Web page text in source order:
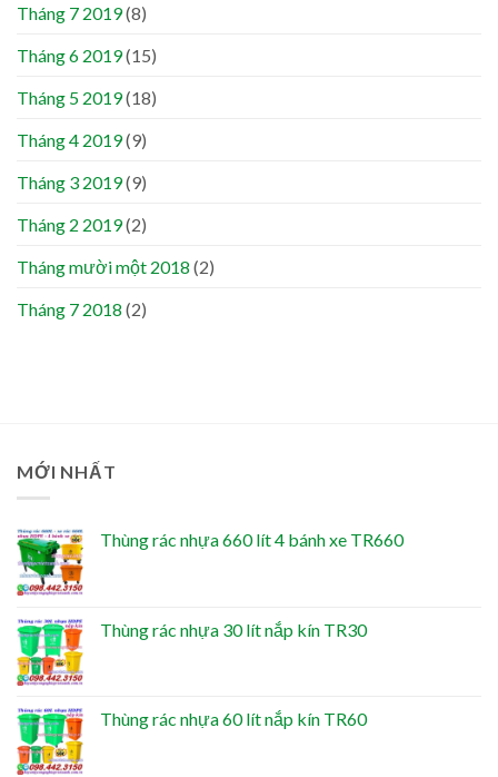
Tháng 7 2019(8)
Tháng 6 2019(15)
Tháng 5 2019(18)
Tháng 4 2019(9)
Tháng 3 2019(9)
Tháng 2 2019(2)
Tháng mười một 2018 (2)
Tháng 7 2018 (2)
MỚI NHẤT
Thùng rác nhựa 660 lít 4 bánh xe TR660
Thùng rác nhựa 30 lít nắp kín TR30
Thùng rác nhựa 60 lít nắp kín TR60